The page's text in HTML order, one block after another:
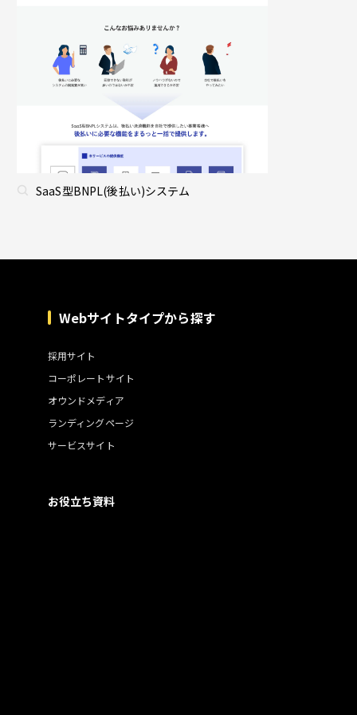
SaaS型BNPL(後払い)システム
Webサイトタイプから探す
採用サイト
コーポレートサイト
オウンドメディア
ランディングページ
サービスサイト
お役立ち資料